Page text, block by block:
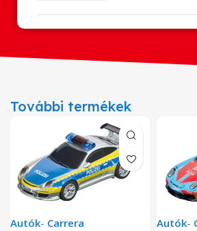
További termékek
Autók- Carrera Autók-